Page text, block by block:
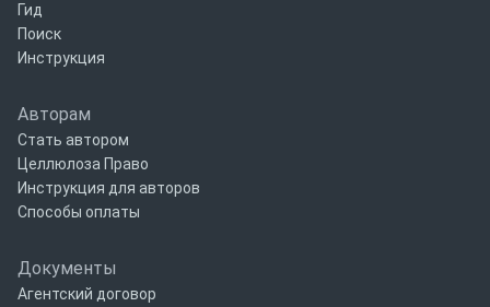
Гид
Поиск
Инструкция
Авторам
Стать автором
Целлюлоза Право
Инструкция для авторов
Способы оплаты
Документы
Агентский договор